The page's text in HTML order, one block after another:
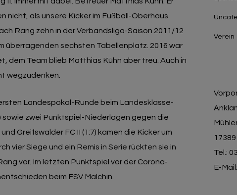
nicht, als unsere Kicker im Fußball-Oberhaus
Rang zehn in der Verbandsliga-Saison 2011/12
überragenden sechsten Tabellenplatz. 2016 war
dem Team blieb Matthias Kühn aber treu. Auch in
wegzudenken.
Landespokal-Runde beim Landesklasse-
sowie zwei Punktspiel-Niederlagen gegen die
Greifswalder FC II (1:7) kamen die Kicker um
vier Siege und ein Remis in Serie rückten sie in
vor. Im letzten Punktspiel vor der Corona-
beim FSV Malchin.
Verein
Tel.:
E-